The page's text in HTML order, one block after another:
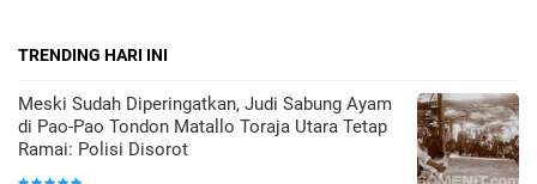
TRENDING HARI INI
Meski Sudah Diperingatkan, Judi Sabung Ayam
di Pao-Pao Tondon Matallo Toraja Utara Tetap
Ramai: Polisi Disorot